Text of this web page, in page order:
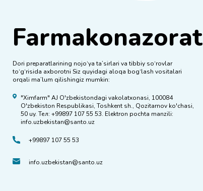
Farmakonazorat
Dori preparatlarining nojo‘ya ta’sirlari va tibbiy so‘rovlar
to‘g‘risida axborotni Siz quyidagi aloqa bog‘lash vositalari
orqali ma’lum qilishingiz mumkin:
"Ximfarm" AJ O'zbekistondagi vakolatxonasi, 100084
O'zbekiston Respublikasi, Toshkent sh., Qozitarnov ko'chasi,
50 uy. Тел: +99897 107 55 53. Elektron pochta manzili:
info.uzbekistan@santo.uz
+99897 107 55 53
info.uzbekistan@santo.uz